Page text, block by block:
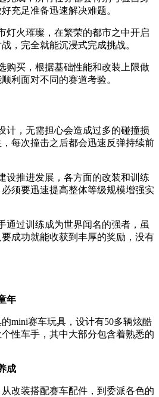
充足准备迅速解决难题。
火璀璨，在繁荣的都市之中开启
，完全就能沉浸式完成挑战。
买，根据基础性能和改装上限做
利面对不同的赛道考验。
，无需担心会造成过多的碰撞损
每次撞击之后都会迅速反弹持续前
推进发展，各方面的改装和训练
须要迅速提高整体等级规模增强实
过训练成为世界闻名的强者，虽
成功就能收获到丰厚的奖励，没有
年
赛车玩具，设计有50多辆炫酷
性车手，其中大部分包含着熟悉的
成
装搭配赛车配件，到委派各色的